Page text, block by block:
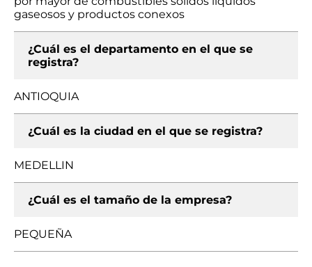
gaseosos y productos conexos
¿Cuál es el departamento en el que se
registra?
ANTIOQUIA
¿Cuál es la ciudad en el que se registra?
MEDELLIN
¿Cuál es el tamaño de la empresa?
PEQUEÑA